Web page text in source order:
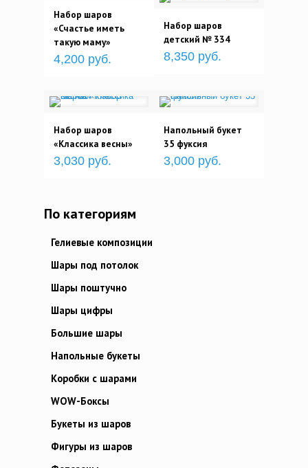
Набор шаров
«Счастье иметь
такую маму»
4,200 руб.
Набор шаров
детский № 334
8,350 руб.
Набор шаров
«Классика весны»
3,030 руб.
Напольный букет
35 фуксия
3,000 руб.
По категориям
Гелиевые композиции
Шары под потолок
Шары поштучно
Шары цифры
Большие шары
Напольные букеты
Коробки с шарами
WOW-Боксы
Букеты из шаров
Фигуры из шаров